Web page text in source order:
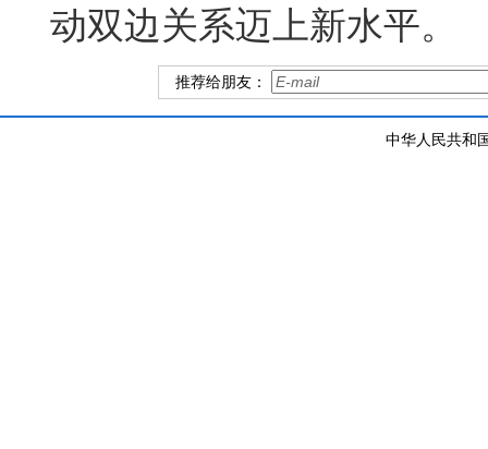
动双边关系迈上新水平。
推荐给朋友：
中华人民共和